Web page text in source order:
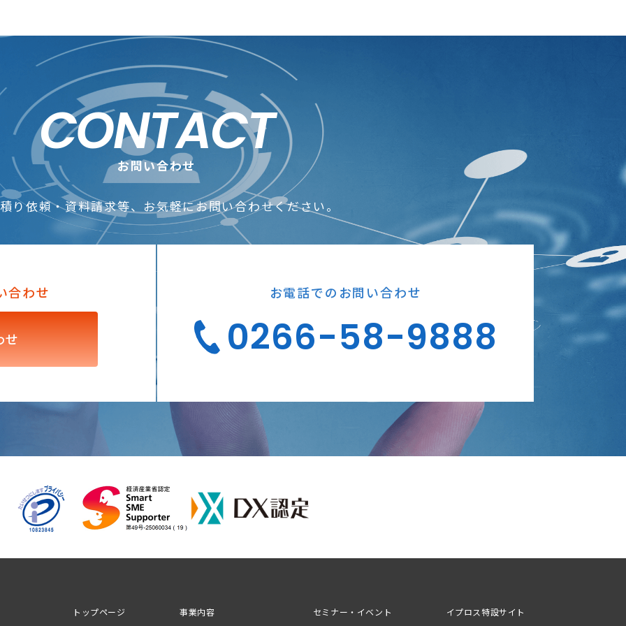
CONTACT
お問い合わせ
り依頼・資料請求等、お気軽にお問い合わせください。
合わせ
せ
お電話でのお問い合わせ
0266-58-9888
トップページ 事業内容 セミナー・イベント イプロス特設サイト